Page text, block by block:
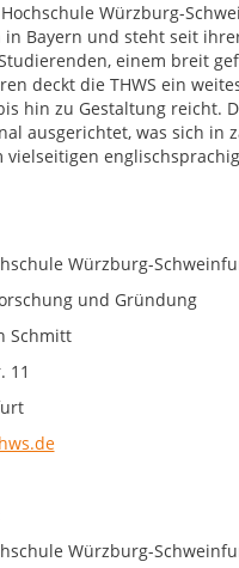
Würzburg-
in Bayern und steht seit
einem breit
deckt die THWS ein
hin zu Gestaltung reicht.
ausgerichtet, was sich in
vielseitigen
Würzburg-
und Gründung
Schmitt
11
Würzburg-